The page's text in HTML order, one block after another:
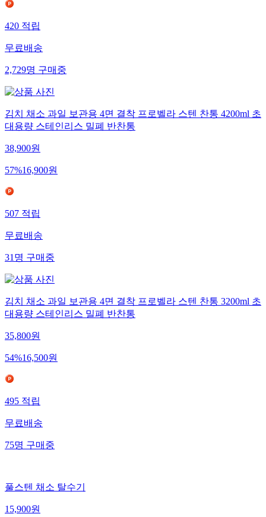
420 적립
무료배송
2,729명 구매중
김치 채소 과일 보관용 4면 결착 프로벨라 스텐 찬통 4200ml 초
대용량 스테인리스 밀폐 반찬통
38,900원
57%16,900원
507 적립
무료배송
31 명 구매중
김치 채소 과일 보관용 4면 결착 프로벨라 스텐 찬통 3200ml 초
대용량 스테인리스 밀폐 반찬통
35,800원
54%16,500원
495 적립
무료배송
75명 구매중
풀스텐 채소 탈수기
15,900원